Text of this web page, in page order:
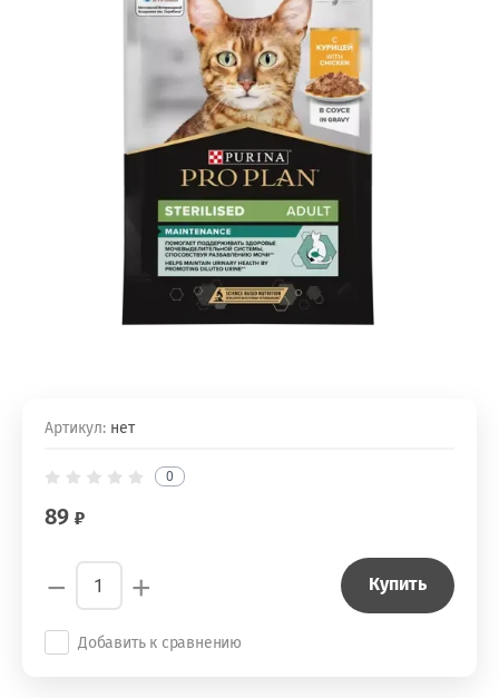
Артикул: нет
89
0
− + Купить
Добавить к сравнению